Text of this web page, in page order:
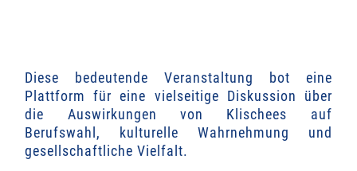
Diese bedeutende Veranstaltung bot eine
Plattform für eine vielseitige Diskussion über
die Auswirkungen von Klischees auf
Berufswahl, kulturelle Wahrnehmung und
gesellschaftliche Vielfalt.